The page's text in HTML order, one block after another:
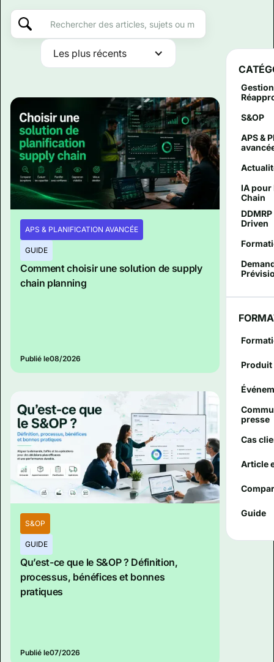
S&OP
APS &
IA pour
Chain
Driven
Produit
presse
Cas
Article
Guide
Les plus récents
APS & PLANIFICATION AVANCÉE
GUIDE
Comment choisir une solution de supply
chain planning
Publié le08/2026
S&OP
GUIDE
Qu’est-ce que le S&OP ? Définition,
processus, bénéfices et bonnes
pratiques
Publié le07/2026